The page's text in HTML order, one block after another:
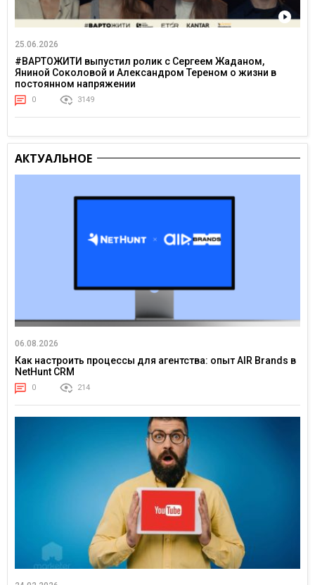
25.06.2026
#ВАРТОЖИТИ выпустил ролик с Сергеем Жаданом,
Яниной Соколовой и Александром Тереном о жизни в
постоянном напряжении
0 3149
АКТУАЛЬНОЕ
06.08.2026
Как настроить процессы для агентства: опыт AIR Brands в
NetHunt CRM
0 214